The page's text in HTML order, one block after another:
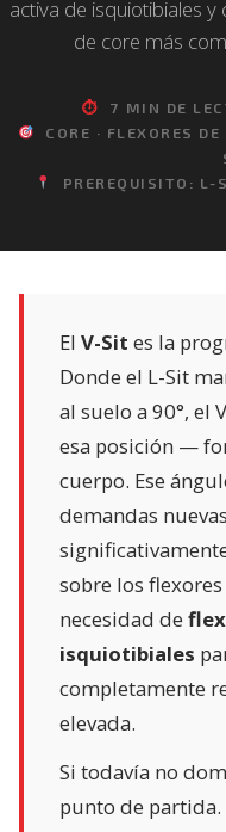
activa de isquiotibiales
de core más
⏱ 7 MIN DE
CORE · FLEXORES
PREREQUISITO: L-
El V-Sit es la
Donde el L-Sit
al suelo a 90°, el
esa posición —
cuerpo. Ese
demandas
sobre los
necesidad de
isquiotibiales
completamente
elevada.
Si todavía no
punto de partida.